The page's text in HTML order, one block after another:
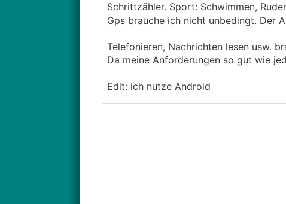
Schrittzähler. Sport: Schwimmen,
Gps brauche ich nicht unbedingt. Der
Telefonieren, Nachrichten lesen usw.
Da meine Anforderungen so gut wie
Edit: ich nutze Android